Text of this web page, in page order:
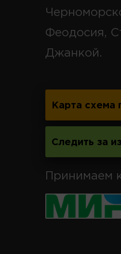
Феодосия,
Джанкой.
Карта схема
Следить за
Принимаем